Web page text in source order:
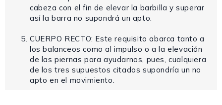
cabeza con el fin de elevar la barbilla y superar
así la barra no supondrá un apto.
CUERPO RECTO: Este requisito abarca tanto a
los balanceos como al impulso o a la elevación
de las piernas para ayudarnos, pues, cualquiera
de los tres supuestos citados supondría un no
apto en el movimiento.